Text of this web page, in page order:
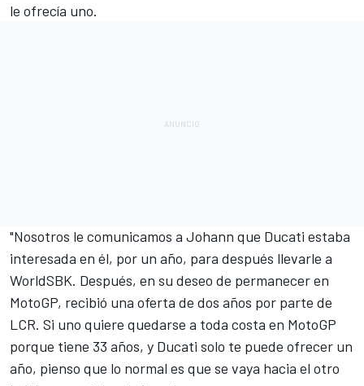
le ofrecía uno.
"Nosotros le comunicamos a Johann que Ducati estaba
interesada en él, por un año, para después llevarle a
WorldSBK. Después, en su deseo de permanecer en
MotoGP, recibió una oferta de dos años por parte de
LCR. Si uno quiere quedarse a toda costa en MotoGP
porque tiene 33 años, y Ducati solo te puede ofrecer un
año, pienso que lo normal es que se vaya hacia el otro